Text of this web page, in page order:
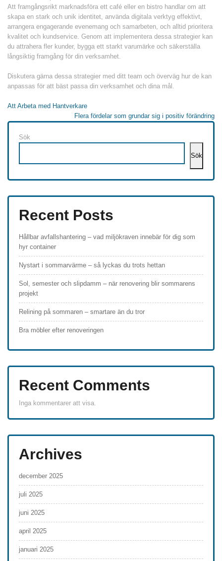
Att framgångsrikt marknadsföra ett café eller en bistro handlar om att
skapa en stark och unik identitet, använda digitala verktyg effektivt,
arrangera engagerande evenemang och samarbeten, och alltid prioritera
kvalitet och kundservice. Genom att implementera dessa strategier kan
du attrahera fler kunder, bygga ett starkt varumärke och säkerställa
långsiktig framgång för din verksamhet.
Diskutera gärna dessa strategier med ditt team och överväg hur de kan
anpassas för att bäst passa din verksamhet och dina mål.
Inläggsnavigering
Att Arbeta med Hantverkare
Flera fördelar som grundar sig i positiv förändring
Sök
Sök
Recent Posts
Hållbar avfallshantering – vad miljökraven innebär för dig som
hyr container
Nystart i sommarvärme – så lyckas du trots hettan
Sol, semester och slipdamm – när renovering blir sommarens
projekt
Relining på sommaren – smartare än du tror
Bra möbler efter renoveringen
Recent Comments
Inga kommentarer att visa.
Archives
december 2025
juli 2025
juni 2025
april 2025
januari 2025